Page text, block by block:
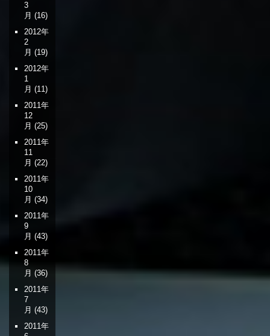
3
月 (16)
2012年
2
月 (19)
2012年
1
月 (11)
2011年
12
月 (25)
2011年
11
月 (22)
2011年
10
月 (34)
2011年
9
月 (43)
2011年
8
月 (36)
2011年
7
月 (43)
2011年